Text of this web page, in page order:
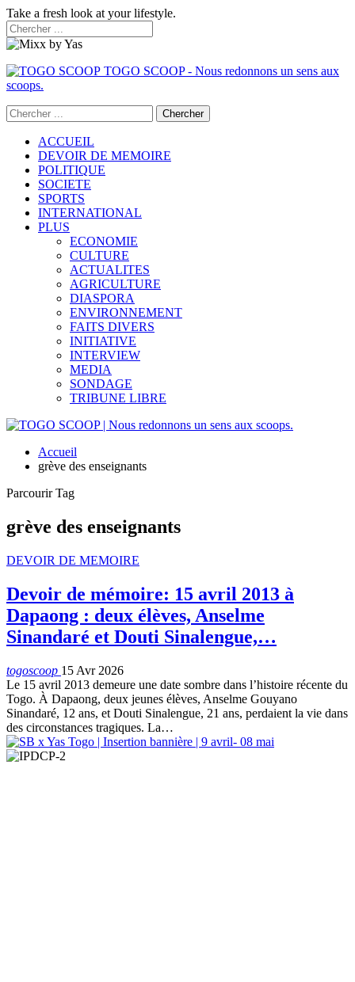
Take a fresh look at your lifestyle.
TOGO SCOOP - Nous redonnons un sens aux
scoops.
ACCUEIL
DEVOIR DE MEMOIRE
POLITIQUE
SOCIETE
SPORTS
INTERNATIONAL
PLUS
ECONOMIE
CULTURE
ACTUALITES
AGRICULTURE
DIASPORA
ENVIRONNEMENT
FAITS DIVERS
INITIATIVE
INTERVIEW
MEDIA
SONDAGE
TRIBUNE LIBRE
Accueil
grève des enseignants
Parcourir Tag
grève des enseignants
DEVOIR DE MEMOIRE
Devoir de mémoire: 15 avril 2013 à
Dapaong : deux élèves, Anselme
Sinandaré et Douti Sinalengue,…
togoscoop 15 Avr 2026
Le 15 avril 2013 demeure une date sombre dans l’histoire récente du
Togo. À Dapaong, deux jeunes élèves, Anselme Gouyano
Sinandaré, 12 ans, et Douti Sinalengue, 21 ans, perdaient la vie dans
des circonstances tragiques. La…